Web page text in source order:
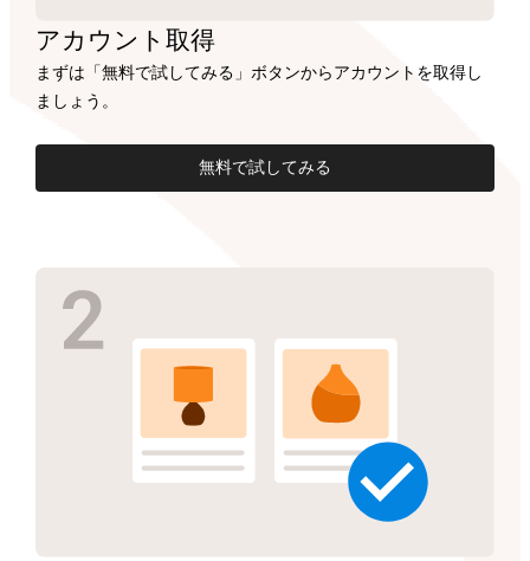
アカウント取得
まずは「無料で試してみる」ボタンからアカウントを取得し
ましょう。
無料で試してみる